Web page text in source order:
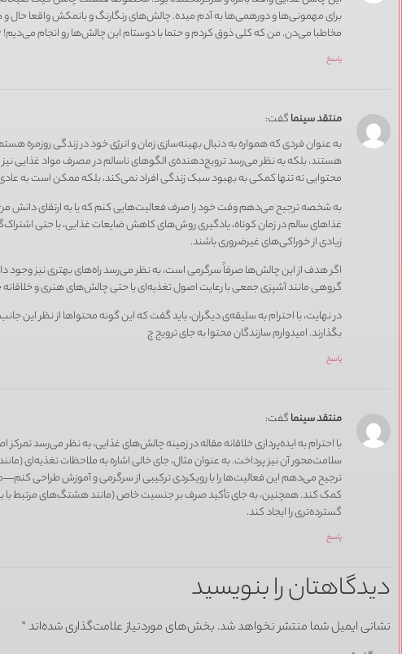
برای مهمونی‌ها و دورهمی‌ها به آدم میده. چالش‌های رنگارنگ و بانمکش واقعا حال
مخاطبا می‌دن. من که کلی ذوق کردم و حتما با دوستام این چالش‌ها رو انجام
پاسخ
منتقد سینماگفت:
به عنوان فردی که همواره به دنبال بهینه‌سازی زمان و انرژی خود در زندگی روزمره
هستند، بلکه به نظر می‌رسد ترویج‌دهنده‌ی الگوهای ناسالم در مصرف مواد غذایی
محتوایی نه تنها کمکی به بهبود سبک زندگی افراد نمی‌کند، بلکه ممکن است به
به شخصه ترجیح می‌دهم وقت خود را صرف فعالیت‌هایی کنم که یا به ارتقای دانش من
غذاهای سالم در زمان کوتاه، یادگیری روش‌های کاهش ضایعات غذایی، یا حتی
زیادی از خوراکی‌های غیرضروری باشند.
اگر هدف از این چالش‌ها صرفاً سرگرمی است، به نظر می‌رسد راه‌های بهتری نیز وجود
گروهی مانند آشپزی جمعی با رعایت اصول تغذیه‌ای یا حتی چالش‌های هنری و
در نهایت، با احترام به سلیقه‌ی دیگران، باید گفت که این گونه محتواها از نظر این
بگذارند. امیدوارم سازندگان محتوا به جای ترویج چ
پاسخ
منتقد سینماگفت:
با احترام به ایده‌پردازی خلاقانه مقاله در زمینه چالش‌های غذایی، به نظر می‌رسد
سلامت‌محور آن نیز پرداخت. به عنوان مثال، جای خالی اشاره به ملاحظات تغذیه‌ای
ترجیح می‌دهم این فعالیت‌ها را با رویکردی ترکیبی از سرگرمی و آموزش طراحی
کمک کند. همچنین، به جای تأکید صرف بر جنسیت خاص (مانند هشتگ‌های مرتبط با
گسترده‌تری را ایجاد کند.
پاسخ
دیدگاهتان را بنویسید
نشانی ایمیل شما منتشر نخواهد شد. بخش‌های موردنیاز علامت‌گذاری شده‌اند*